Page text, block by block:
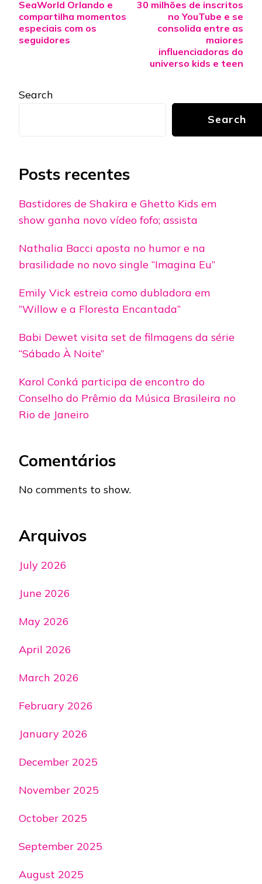
SeaWorld Orlando e
compartilha momentos
especiais com os
seguidores
30 milhões de inscritos
no YouTube e se
consolida entre as
maiores
influenciadoras do
universo kids e teen
Search
Search
Posts recentes
Bastidores de Shakira e Ghetto Kids em
show ganha novo vídeo fofo; assista
Nathalia Bacci aposta no humor e na
brasilidade no novo single “Imagina Eu”
Emily Vick estreia como dubladora em
“Willow e a Floresta Encantada”
Babi Dewet visita set de filmagens da série
“Sábado À Noite”
Karol Conká participa de encontro do
Conselho do Prêmio da Música Brasileira no
Rio de Janeiro
Comentários
No comments to show.
Arquivos
July 2026
June 2026
May 2026
April 2026
March 2026
February 2026
January 2026
December 2025
November 2025
October 2025
September 2025
August 2025